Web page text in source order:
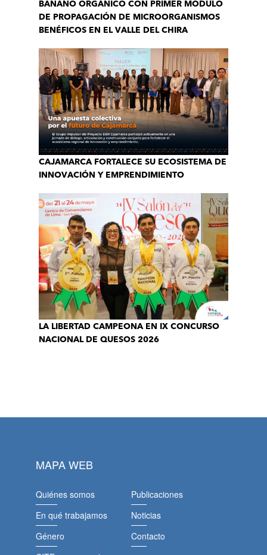
BANANO ORGÁNICO CON PRIMER MÓDULO
DE PROPAGACIÓN DE MICROORGANISMOS
BENÉFICOS EN EL VALLE DEL CHIRA
CAJAMARCA FORTALECE SU ECOSISTEMA DE
INNOVACIÓN Y EMPRENDIMIENTO
LA LIBERTAD CAMPEONA EN IX CONCURSO
NACIONAL DE QUESOS 2026
MAPA WEB
Quiénes somos
En qué trabajamos
Género
Publicaciones
Noticias
Contacto